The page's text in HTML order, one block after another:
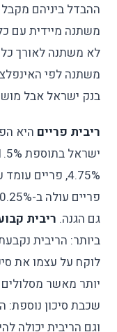
ההבדל ביניהם
משתנה מיידית עם
לא משתנה לאורך כל
משתנה לפי
בנק ישראל אבל
ריבית פריים היא
גם הגנה. ריבית
ביותר: הריבית
לוקח על עצמו את
יותר מאשר
שכבת סיכון נוספת:
וגם הריבית יכולה